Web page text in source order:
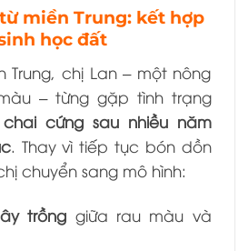
miền Trung: kết hợp
học đất
Trung, chị Lan – một nông
– từng gặp tình trạng
cứng sau nhiều năm
. Thay vì tiếp tục bón dồn
chuyển sang mô hình:
trồng giữa rau màu và